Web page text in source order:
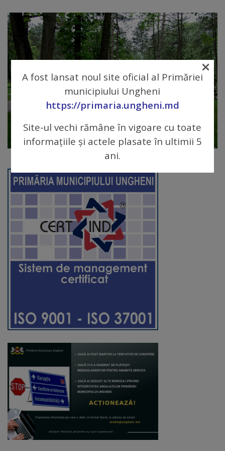
Galerii
foto
Administrație
Primărie
Viceprimari
Organigrama
Aparatul
primăriei
Regulamentul
de
funcționare
și
calitate
Consiliul
Municipal
Secretar
Consilieri
A fost lansat noul site oficial al Primăriei
municipiului Ungheni
https://primaria.ungheni.md
Site-ul vechi rămâne în vigoare cu toate
informațiile și actele plasate în ultimii 5
ani.
×